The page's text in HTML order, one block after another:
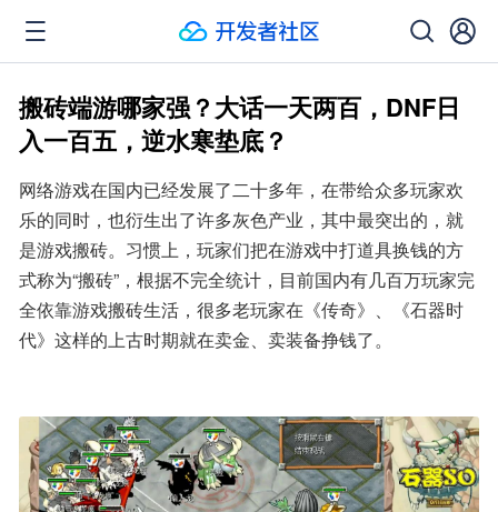
搬砖端游哪家强？大话一天两百，DNF日
入一百五，逆水寒垫底？
网络游戏在国内已经发展了二十多年，在带给众多玩家欢
乐的同时，也衍生出了许多灰色产业，其中最突出的，就
是游戏搬砖。习惯上，玩家们把在游戏中打道具换钱的方
式称为“搬砖”，根据不完全统计，目前国内有几百万玩家完
全依靠游戏搬砖生活，很多老玩家在《传奇》、《石器时
代》这样的上古时期就在卖金、卖装备挣钱了。